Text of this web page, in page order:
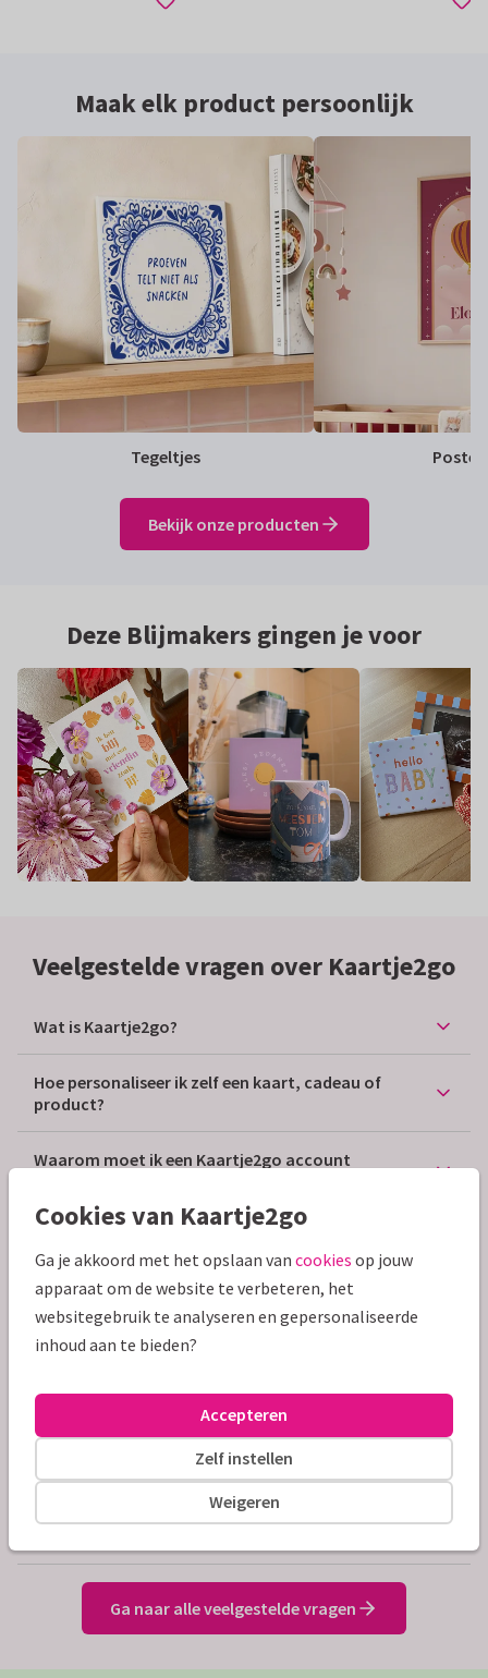
Maak elk product persoonlijk
Tegeltjes
Bekijk onze producten
Deze Blijmakers gingen je voor
Veelgestelde vragen over Kaartje2go
Wat is Kaartje2go?
Hoe personaliseer ik zelf een kaart, cadeau of
product?
Waarom moet ik een Kaartje2go account
Kan ik een gratis proefdruk krijgen?
Kan ik ook iets anders dan een kaart versturen?
Hoe en hoe snel wordt mijn bestelling bezorgd?
Kan ik ook kaarten en cadeaus naar het buitenland
versturen?
Ga naar alle veelgestelde vragen
Cookies van Kaartje2go
Ga je akkoord met het opslaan van cookies op jouw
apparaat om de website te verbeteren, het
websitegebruik te analyseren en gepersonaliseerde
inhoud aan te bieden?
Weigeren
Zelf instellen
Accepteren